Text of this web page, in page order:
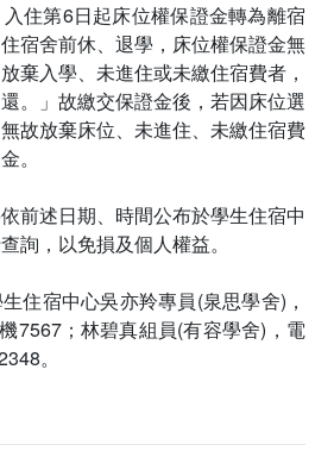
住第6日起床位權保證金轉為離宿
宿舍前休、退學，床位權保證金無
棄入學、未進住或未繳住宿費者，
。」故繳交保證金後，若因床位選
故放棄床位、未進住、未繳住宿費
。
前述日期、時間公布於學生住宿中
詢，以免損及個人權益。
住宿中心吳亦羚專員(泉思學舍)，
7567；林碧真組員(有容學舍)，電
。